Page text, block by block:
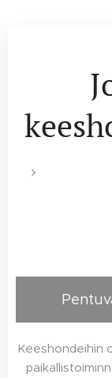
Keeshondeihin